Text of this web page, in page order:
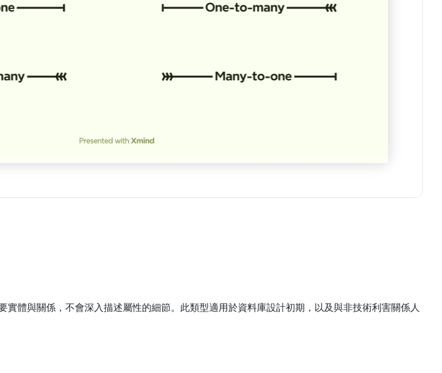
實體與關係，不會深入描述屬性的細節。此類型適用於資料庫設計初期，以及與非技術利害關係人